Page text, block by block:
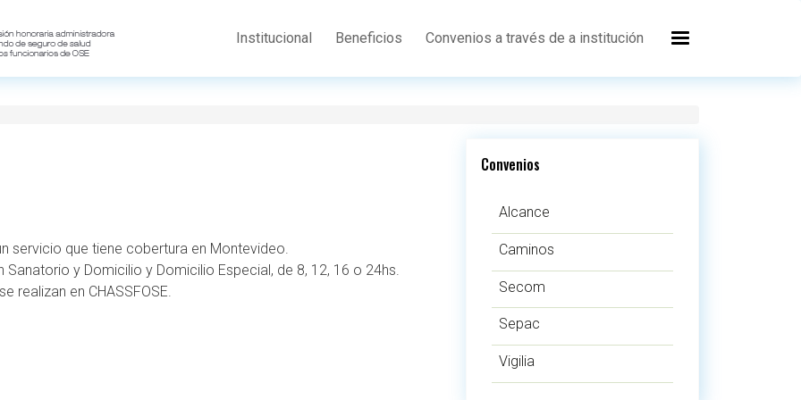
Institucional
Beneficios Convenios a través de a institución
servicio que tiene cobertura en Montevideo.
Sanatorio y Domicilio y Domicilio Especial, de 8, 12, 16 o 24hs.
realizan en CHASSFOSE.
Convenios
Alcance
Caminos
Secom
Sepac
Vigilia